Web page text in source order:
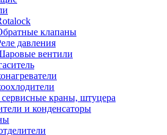
клапаны
давления
вентили
краны, штуцера
и конденсаторы